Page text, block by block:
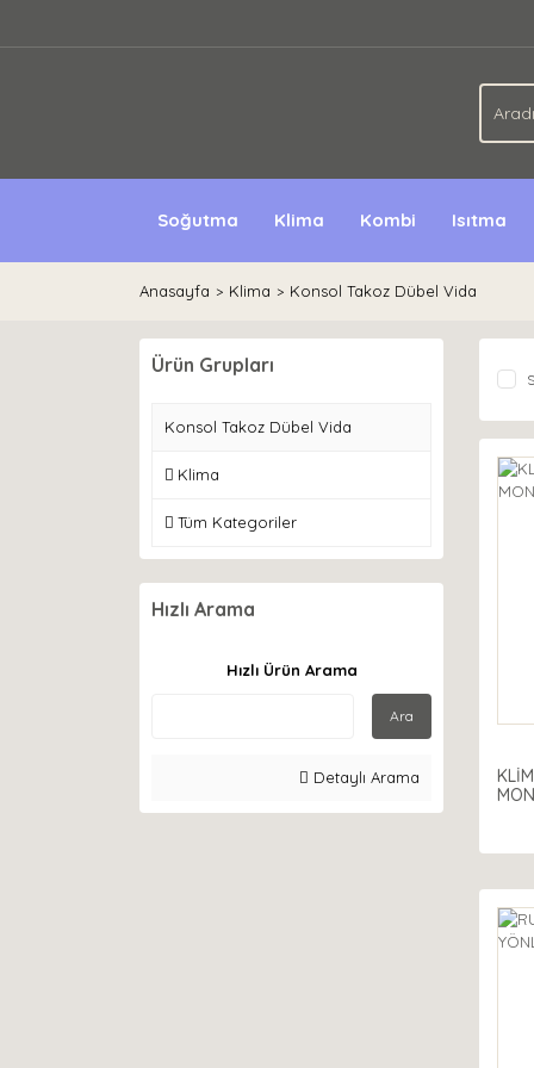
Soğutma Klima Kombi Isıtma
Anasayfa Klima Konsol Takoz Dübel Vida
Ürün Grupları
Konsol Takoz Dübel Vida
Klima
Tüm Kategoriler
Hızlı Arama
Hızlı Ürün Arama
Ara
Detaylı Arama